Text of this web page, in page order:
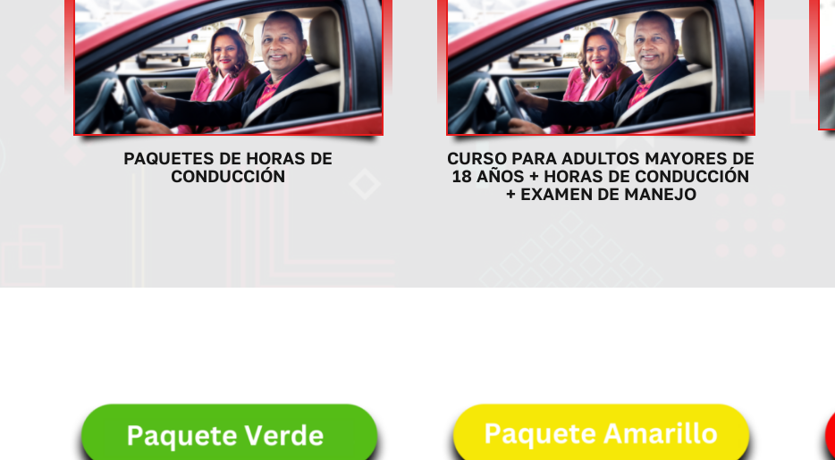
PAQUETES DE HORAS DE
CONDUCCIÓN
CURSO PARA ADULTOS MAYORES DE
18 AÑOS + HORAS DE CONDUCCIÓN
+ EXAMEN DE MANEJO